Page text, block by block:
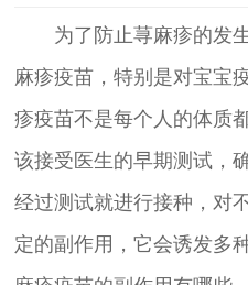
为了防止荨麻疹的发生
麻疹疫苗，特别是对宝宝
疹疫苗不是每个人的体质
该接受医生的早期测试，
经过测试就进行接种，对
定的副作用，它会诱发多